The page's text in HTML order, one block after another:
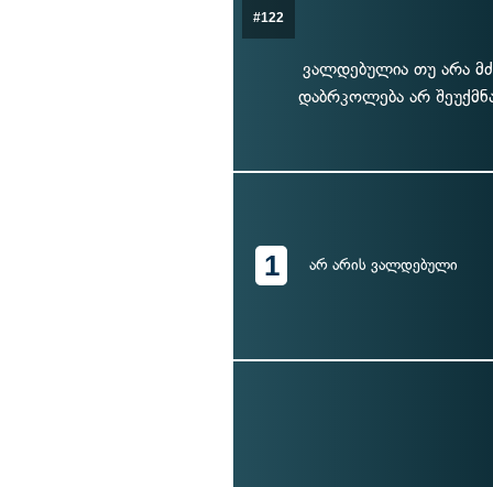
#122
ვალდებულია თუ არა
დაბრკოლება არ
1 არ არის ვალდებული